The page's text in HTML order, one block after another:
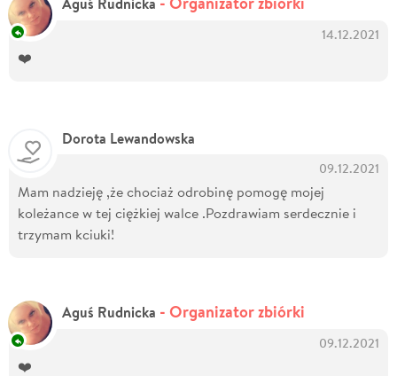
14.12.2021
❤️
Dorota Lewandowska
09.12.2021
Mam nadzieję ,że chociaż odrobinę pomogę mojej
koleżance w tej ciężkiej walce .Pozdrawiam serdecznie i
trzymam kciuki!
Aguś Rudnicka - Organizator zbiórki
09.12.2021
❤️